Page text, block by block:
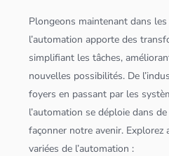
Plongeons maintenant dans
l’automation apporte des
simplifiant les tâches,
nouvelles possibilités. De
foyers en passant par les
l’automation se déploie dans
façonner notre avenir. Explorez
variées de l’automation :